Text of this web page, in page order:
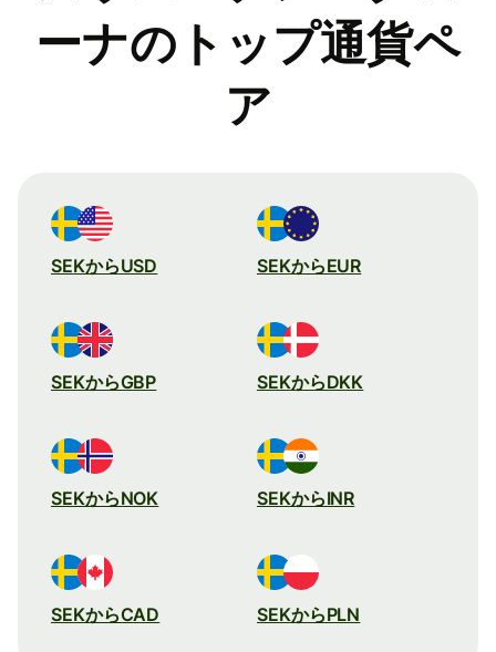
ーナのトップ通貨ペ
ア
SEKからUSD SEKからEUR
SEKからGBP SEKからDKK
SEKからNOK SEKからINR
SEKからCAD SEKからPLN